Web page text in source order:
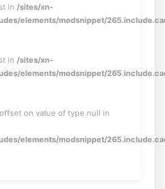
in /sites/xn-
elements/modsnippet/
in /sites/xn-
elements/modsnippet/
on value of type null in
elements/modsnippet/